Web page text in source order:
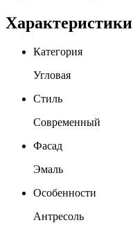
Характеристики
Категория
Угловая
Стиль
Современный
Фасад
Эмаль
Особенности
Антресоль